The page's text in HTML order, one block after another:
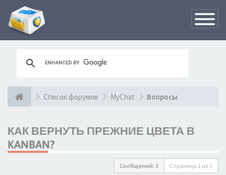
Список форумов MyChat Вопросы
КАК ВЕРНУТЬ ПРЕЖНИЕ ЦВЕТА В
KANBAN?
Сообщений: 3 Страница 1 из 1